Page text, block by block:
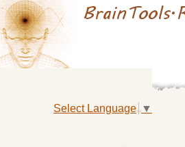
Select Language ▼